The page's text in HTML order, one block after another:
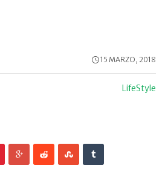
15 MARZO, 2018
LifeStyle